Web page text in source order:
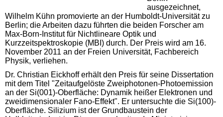
ausgezeichnet,
Wilhelm Kühn promovierte an der Humboldt-Universität zu
Berlin; die Arbeiten dazu führten die beiden Forscher am
Max-Born-Institut für Nichtlineare Optik und
Kurzzeitspektroskopie (MBI) durch. Der Preis wird am 16.
November 2011 an der Freien Universität, Fachbereich
Physik, verliehen.
Dr. Christian Eickhoff erhält den Preis für seine Dissertation
mit dem Titel "Zeitaufgelöste Zweiphotonen-Photoemission
an der Si(001)-Oberfläche: Dynamik heißer Elektronen und
zweidimensionaler Fano-Effekt". Er untersuchte die Si(100)-
Oberfläche. Silizium ist der Grundbaustein der